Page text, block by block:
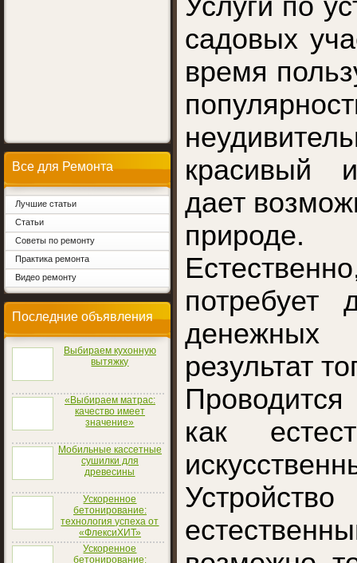
Все для Ремонта
Лучшие статьи
Статьи
Советы по ремонту
Практика ремонта
Видео ремонту
Последние объявления
Выбираем кухонную
вытяжку
«Выбираем матрас:
качество имеет
значение»
Мобильные кассетные
сушилки для
древесины
Ускоренное
бетонирование:
технология успеха от
«ФлексиХИТ»
Ускоренное
бетонирование:
Услуги по
садовых
время
красивый
дает
природе.
потребует
результат
как